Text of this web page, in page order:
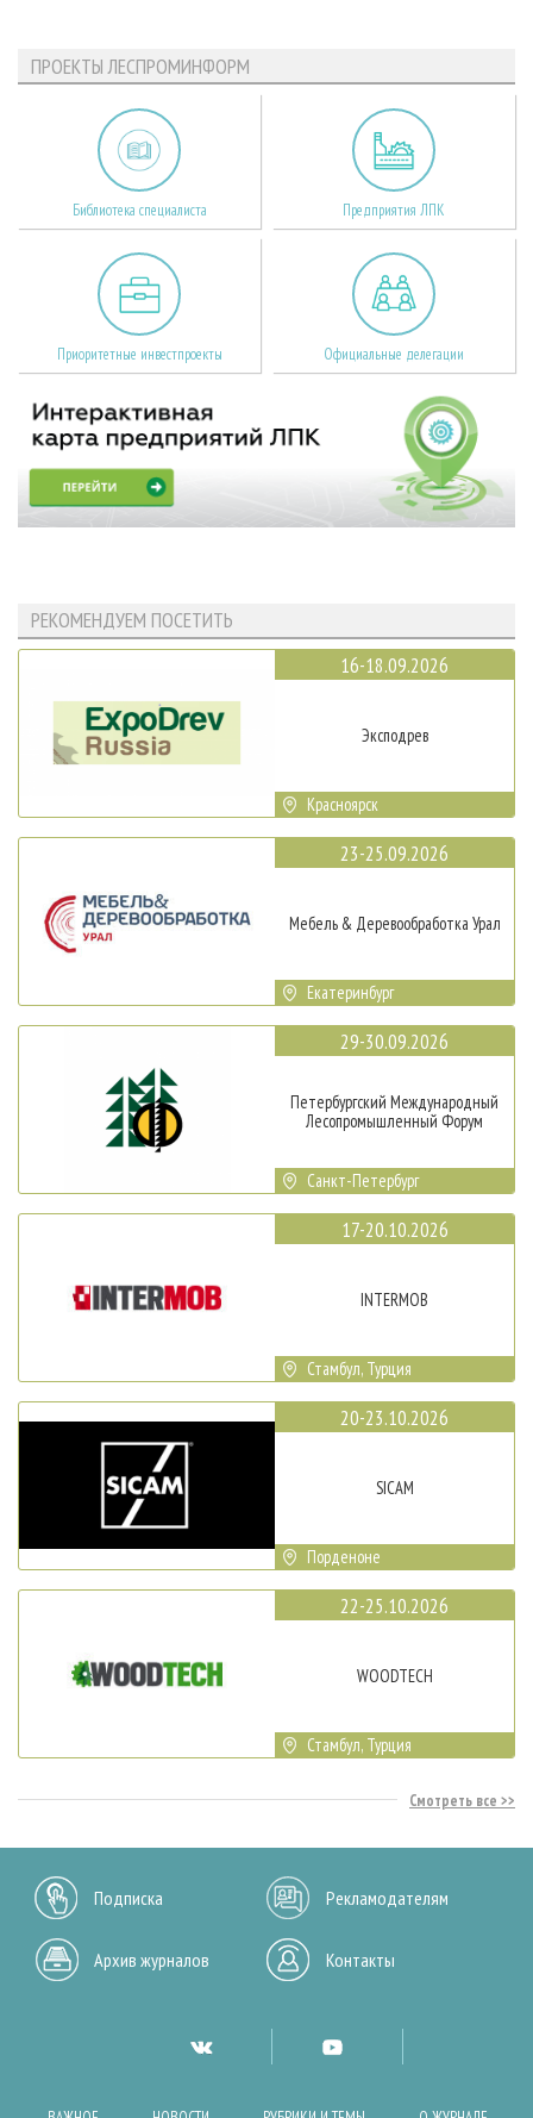
ПРОЕКТЫ ЛЕСПРОМИНФОРМ
Библиотека специалиста Предприятия ЛПК
Приоритетные инвестпроекты Официальные делегации
РЕКОМЕНДУЕМ ПОСЕТИТЬ
16-18.09.2026
Эксподрев
Красноярск
23-25.09.2026
Мебель & Деревообработка Урал
Екатеринбург
29-30.09.2026
Петербургский Международный
Лесопромышленный Форум
Санкт-Петербург
17-20.10.2026
INTERMOB
Стамбул, Турция
20-23.10.2026
SICAM
Порденоне
22-25.10.2026
WOODTECH
Стамбул, Турция
Смотреть все
Подписка Рекламодателям
Архив журналов Контакты